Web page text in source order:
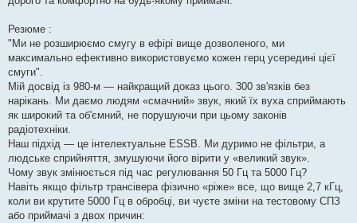
Резюме :
"Ми не розширюємо смугу в ефірі вище дозволеного, ми
максимально ефективно використовуємо кожен герц усередині цієї
смуги".
Мій досвід із 980-м — найкращий доказ цього. 300 зв'язків без
нарікань. Ми даємо людям «смачний» звук, який їх вуха сприймають
як широкий та об'ємний, не порушуючи при цьому законів
радіотехніки.
Наш підхід — це інтелектуальне ESSB. Ми дуримо не фільтри, а
людське сприйняття, змушуючи його вірити у «великий звук».
Чому звук змінюється під час регулювання 50 Гц та 5000 Гц?
Навіть якщо фільтр трансівера фізично «ріже» все, що вище 2,7 кГц,
коли ви крутите 5000 Гц в обробці, ви чуєте зміни на тестовому СПЗ
або приймачі з двох причин: